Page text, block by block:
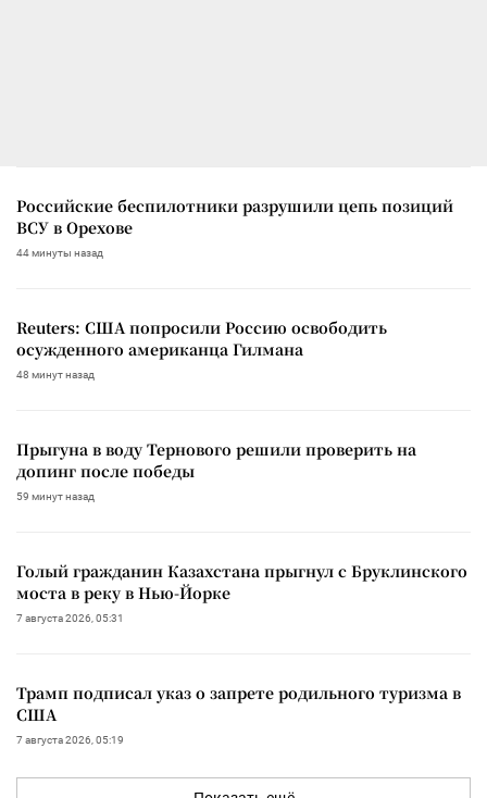
Российские беспилотники разрушили цепь позиций
ВСУ в Орехове
44 минуты назад
Reuters: США попросили Россию освободить
осужденного американца Гилмана
48 минут назад
Прыгуна в воду Тернового решили проверить на
допинг после победы
59 минут назад
Голый гражданин Казахстана прыгнул с Бруклинского
моста в реку в Нью-Йорке
7 августа 2026, 05:31
Трамп подписал указ о запрете родильного туризма в
США
7 августа 2026, 05:19